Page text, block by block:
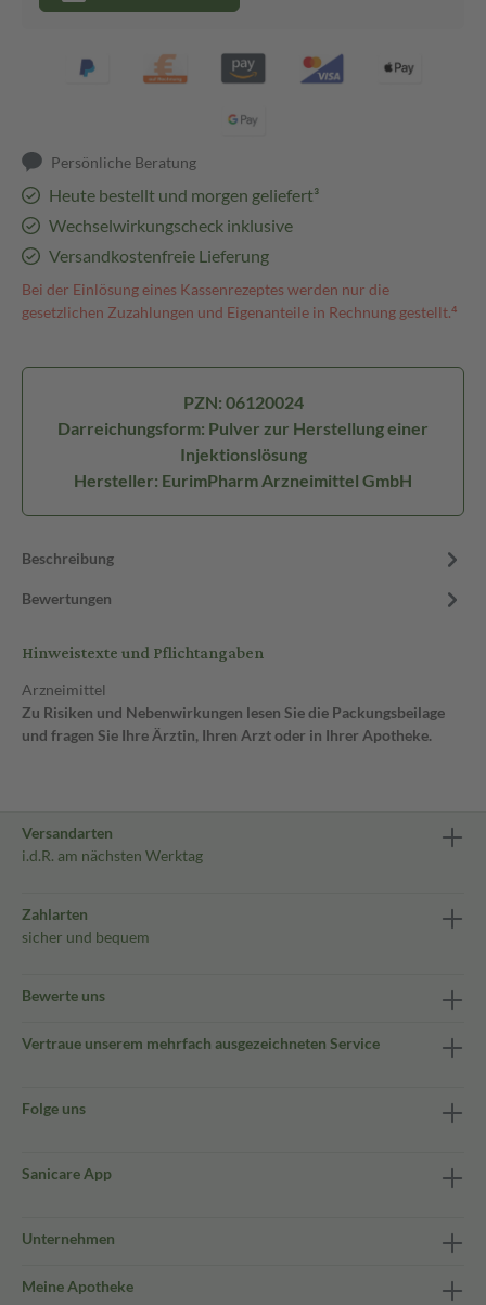
Persönliche Beratung
Heute bestellt und morgen geliefert³
Wechselwirkungscheck inklusive
Versandkostenfreie Lieferung
Bei der Einlösung eines Kassenrezeptes werden nur die
gesetzlichen Zuzahlungen und Eigenanteile in Rechnung gestellt.⁴
PZN: 06120024
Darreichungsform: Pulver zur Herstellung einer
Injektionslösung
Hersteller: EurimPharm Arzneimittel GmbH
Beschreibung
Bewertungen
Hinweistexte und Pflichtangaben
Arzneimittel
Zu Risiken und Nebenwirkungen lesen Sie die Packungsbeilage
und fragen Sie Ihre Ärztin, Ihren Arzt oder in Ihrer Apotheke.
Versandarten
i.d.R. am nächsten Werktag
Zahlarten
sicher und bequem
Bewerte uns
Vertraue unserem mehrfach ausgezeichneten Service
Folge uns
Sanicare App
Unternehmen
Meine Apotheke